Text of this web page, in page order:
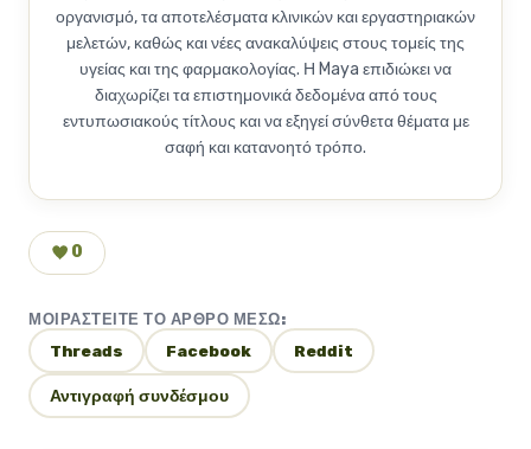
οργανισμό, τα αποτελέσματα κλινικών και εργαστηριακών
μελετών, καθώς και νέες ανακαλύψεις στους τομείς της
υγείας και της φαρμακολογίας. Η Maya επιδιώκει να
διαχωρίζει τα επιστημονικά δεδομένα από τους
εντυπωσιακούς τίτλους και να εξηγεί σύνθετα θέματα με
σαφή και κατανοητό τρόπο.
0
ΜΟΙΡΑΣΤΕΊΤΕ ΤΟ ΆΡΘΡΟ ΜΈΣΩ:
Threads Facebook Reddit
Αντιγραφή συνδέσμου